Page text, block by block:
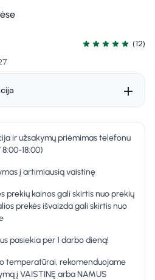
Įvertinimas 5.0 iš
(12)
ir užsakymų priėmimas telefonu
18:00)
į artimiausią vaistinę
prekių kainos gali skirtis nuo prekių
prekės išvaizda gali skirtis nuo
pasiekia per 1 darbo dieną!
temperatūrai, rekomenduojame
į VAISTINĘ arba NAMUS